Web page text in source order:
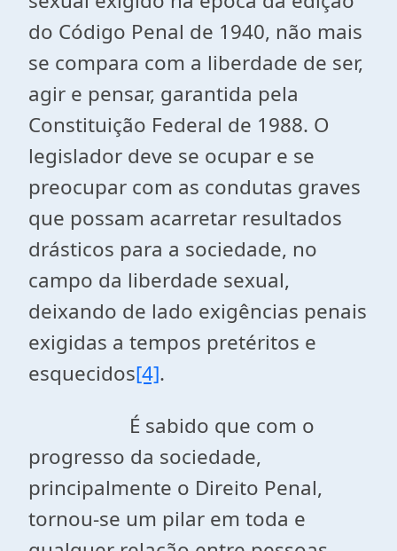
do Código Penal de 1940, não mais
se compara com a liberdade de ser,
agir e pensar, garantida pela
Constituição Federal de 1988. O
legislador deve se ocupar e se
preocupar com as condutas graves
que possam acarretar resultados
drásticos para a sociedade, no
campo da liberdade sexual,
deixando de lado exigências penais
exigidas a tempos pretéritos e
esquecidos[4].
É sabido que com o
progresso da sociedade,
principalmente o Direito Penal,
tornou-se um pilar em toda e